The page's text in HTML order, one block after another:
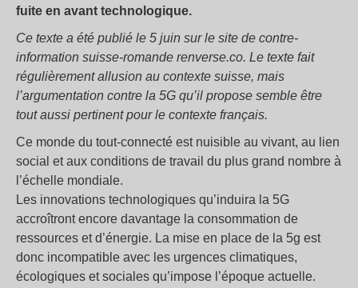
fuite en avant technologique.
Ce texte a été publié le 5 juin sur le site de contre-
information suisse-romande renverse.co. Le texte fait
régulièrement allusion au contexte suisse, mais
l’argumentation contre la 5G qu’il propose semble être
tout aussi pertinent pour le contexte français.
Ce monde du tout-connecté est nuisible au vivant, au lien
social et aux conditions de travail du plus grand nombre à
l’échelle mondiale.
Les innovations technologiques qu’induira la 5G
accroîtront encore davantage la consommation de
ressources et d’énergie. La mise en place de la 5g est
donc incompatible avec les urgences climatiques,
écologiques et sociales qu’impose l’époque actuelle.